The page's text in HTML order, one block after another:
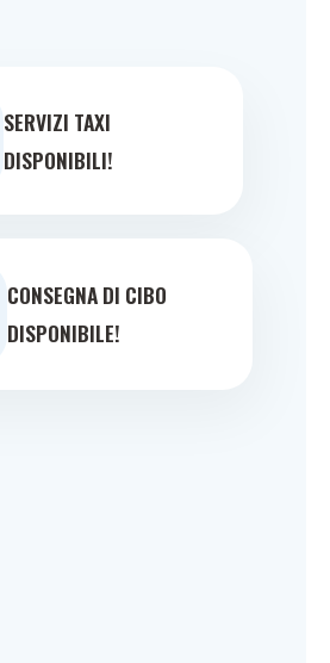
SERVIZI TAXI
DISPONIBILI!
CONSEGNA DI CIBO
DISPONIBILE!